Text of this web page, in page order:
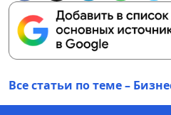
Все статьи по теме –